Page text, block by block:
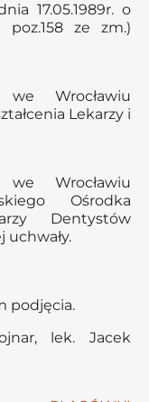
17.05.1989r. o
ze zm.)
we Wrocławiu
Lekarzy i
we Wrocławiu
Ośrodka
Dentystów
uchwały.
podjęcia.
lek. Jacek